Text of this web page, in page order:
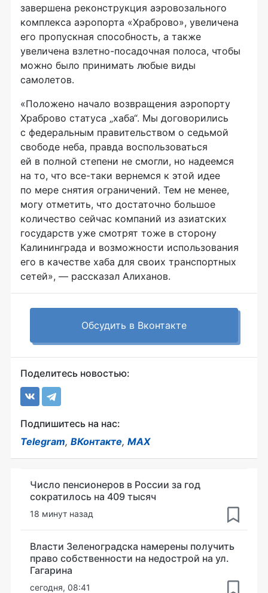
завершена реконструкция аэровозального
комплекса аэропорта «Храброво», увеличена
его пропускная способность, а также
увеличена взлетно-посадочная полоса, чтобы
можно было принимать любые виды
самолетов.
«Положено начало возвращения аэропорту
Храброво статуса „хаба“. Мы договорились
с федеральным правительством о седьмой
свободе неба, правда воспользоваться
ей в полной степени не смогли, но надеемся
на то, что все-таки вернемся к этой идее
по мере снятия ограничений. Тем не менее,
могу отметить, что достаточно большое
количество сейчас компаний из азиатских
государств уже смотрят тоже в сторону
Калининграда и возможности использования
его в качестве хаба для своих транспортных
сетей», — рассказал Алиханов.
Обсудить в Вконтакте
Поделитесь новостью:
Подпишитесь на нас:
Telegram, ВКонтакте, MAX
Число пенсионеров в России за год
сократилось на 409 тысяч
18 минут назад
Власти Зеленоградска намерены получить
право собственности на недострой на ул.
Гагарина
сегодня, 08:41